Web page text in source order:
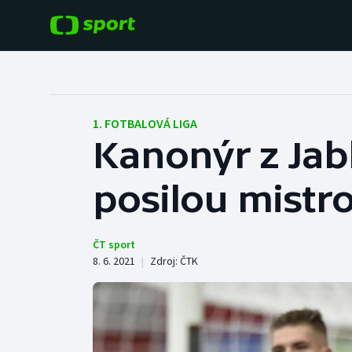
Hokej
Tenis
Cyklistika
Baseball a softbal
Basketbal
Boby a skeleton
Box
1. FOTBALOVÁ LIGA
Kanonýr z
posilou
ČT sport
8. 6. 2021 | Zdroj: ČTK